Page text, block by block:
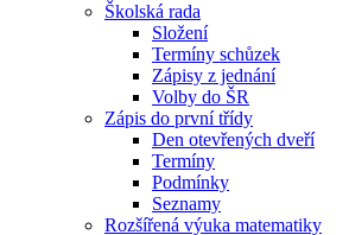
Školská rada
Složení
Termíny schůzek
Zápisy z jednání
Volby do ŠR
Zápis do první třídy
Den otevřených dveří
Termíny
Podmínky
Seznamy
Rozšířená výuka matematiky